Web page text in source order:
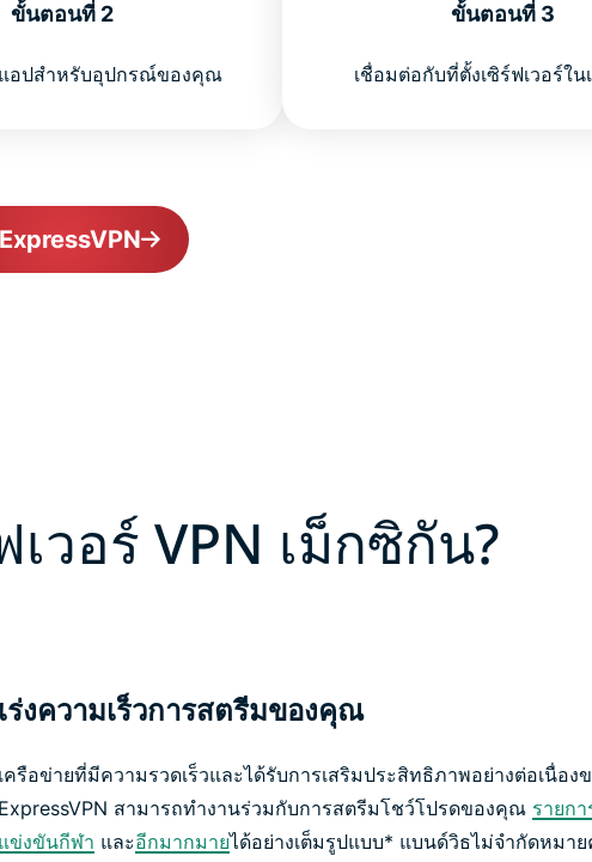
ขั้นตอนที่ 2
อปสำหรับอุปกรณ์ของคุณ
ขั้นตอนที่ 3
เชื่อมต่อกับที่ตั้งเซิร์ฟเวอร์ใน
วอร์ VPN เม็กซิกัน?
เร่งความเร็วการสตรีมของคุณ
เครือข่ายที่มีความรวดเร็วและได้รับการเสริมประสิทธิภาพอย่างต่อเนื่อง
ExpressVPN สามารถทำงานร่วมกับการสตรีมโชว์โปรดของคุณ รายกา
แข่งขันกีฬา และอีกมากมายได้อย่างเต็มรูปแบบ* แบนด์วิธไม่จำกัดหมาย